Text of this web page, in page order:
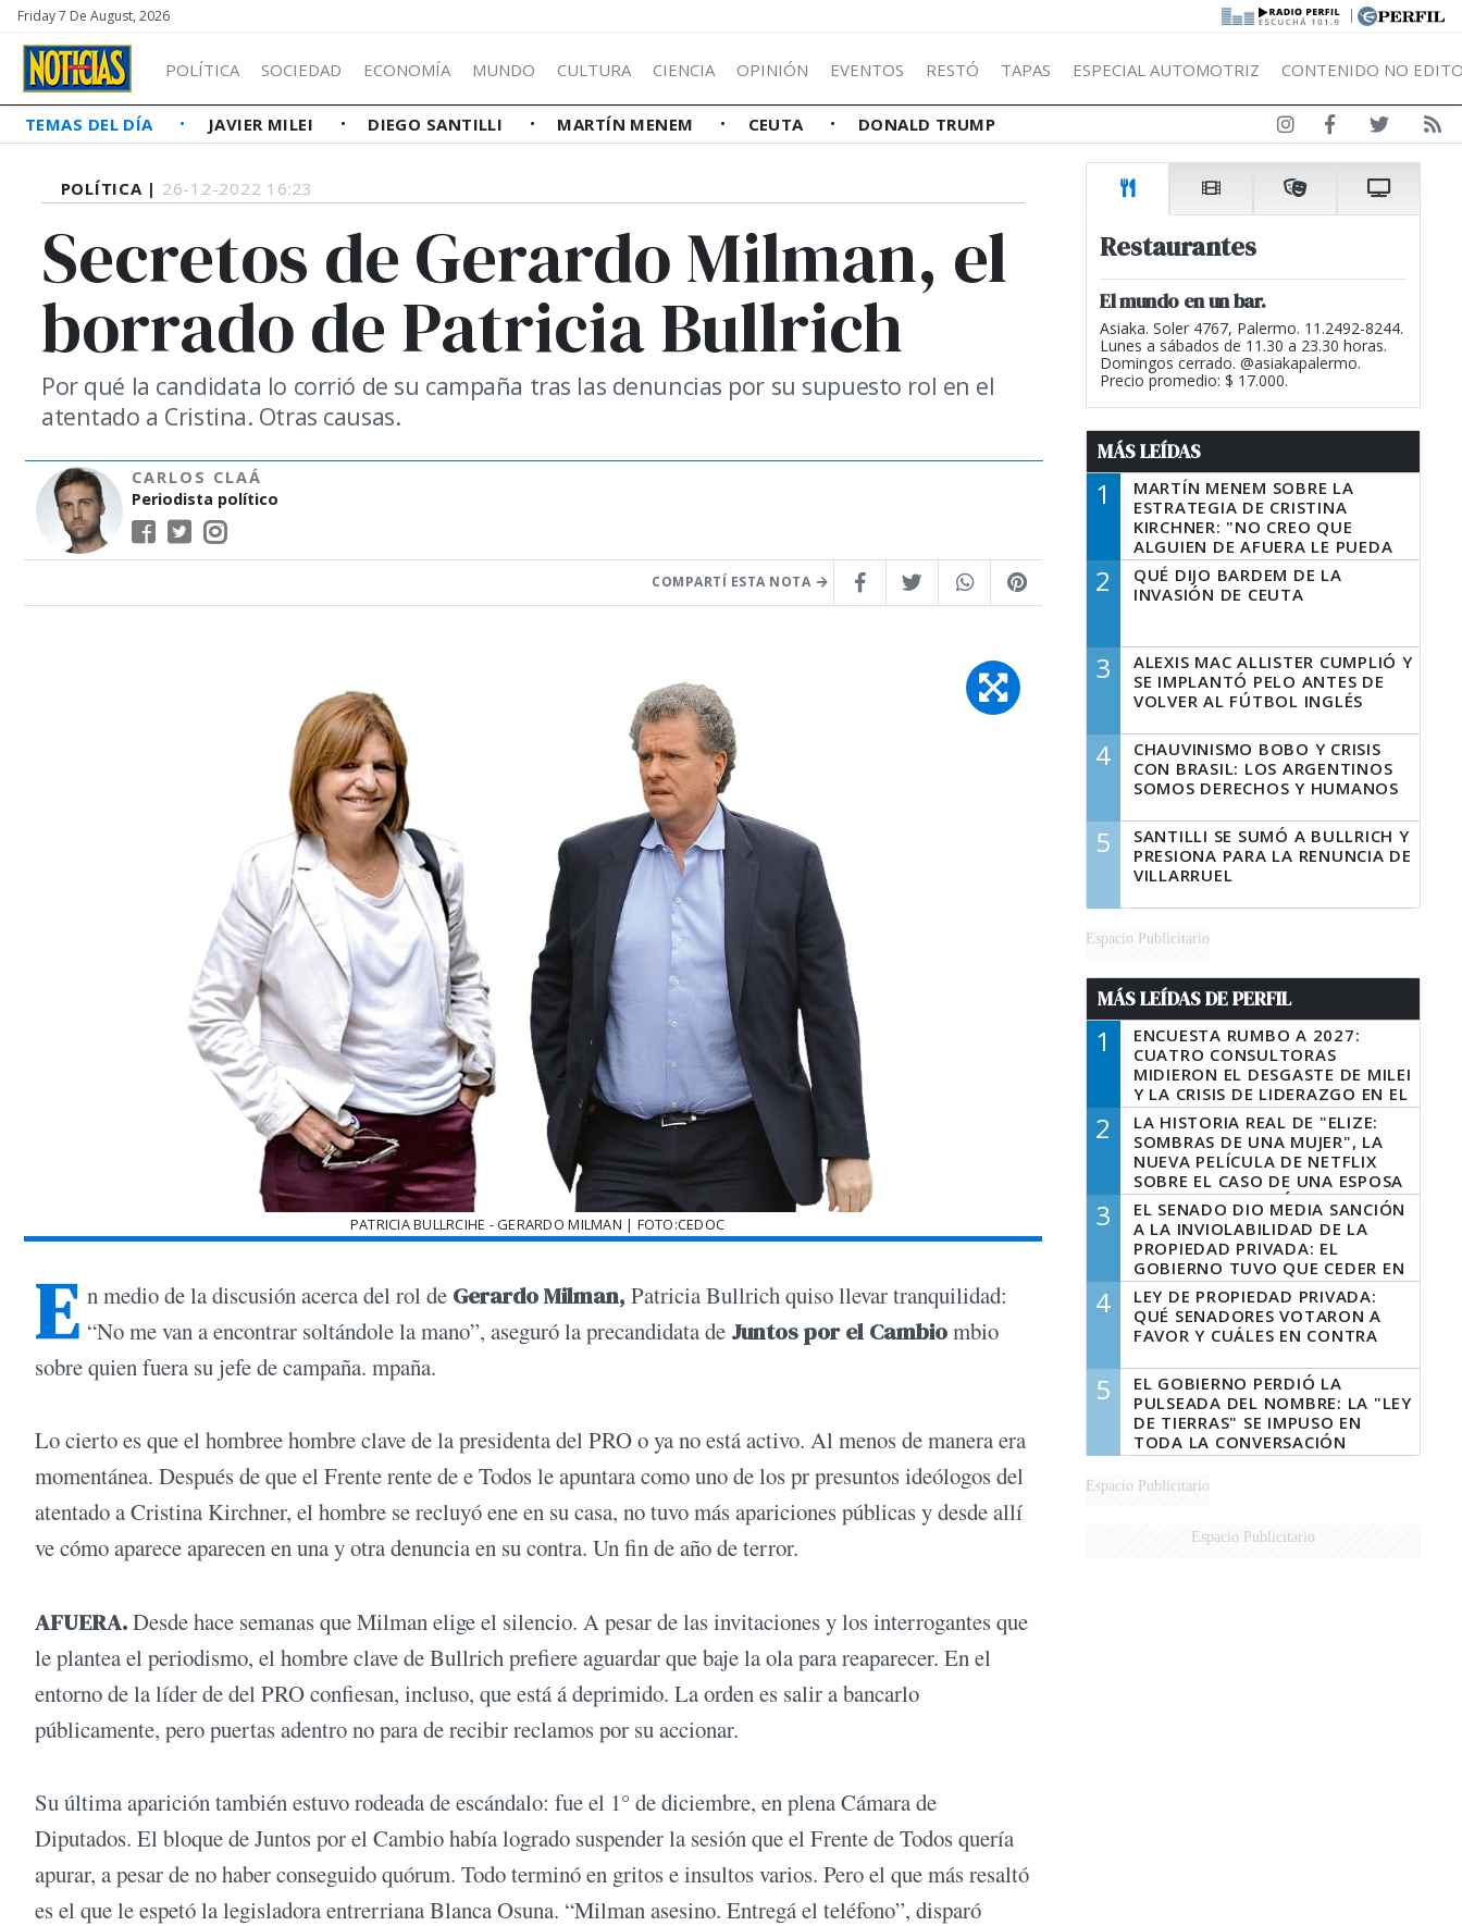
Friday 7 De August, 2026 |
POLÍTICA SOCIEDAD ECONOMÍA MUNDO CULTURA CIENCIA OPINIÓN EVENTOS RESTÓ TAPAS ESPECIAL AUTOMOTRIZ CONTENIDO NO
TEMAS DEL DÍA JAVIER MILEI DIEGO SANTILLI MARTÍN MENEM CEUTA DONALD TRUMP
POLÍTICA | 26-12-2022 16:23
Secretos de Gerardo Milman, el
borrado de Patricia Bullrich
Por qué la candidata lo corrió de su campaña tras las denuncias por su supuesto rol en el
atentado a Cristina. Otras causas.
CARLOS CLAÁ
Periodista político
COMPARTÍ ESTA NOTA
PATRICIA BULLRCIHE - GERARDO MILMAN | FOTO:CEDOC
E n medio de la discusión acerca del rol de Gerardo Milman, Patricia Bullrich quiso llevar tranquilidad:
“No me van a encontrar soltándole la mano”, aseguró la precandidata de Juntos por el Cambiombio
sobre quien fuera su jefe de campaña. mpaña.
Lo cierto es que el hombree hombre clave de la presidenta del PRO o ya no está activo. Al menos de manera era
momentánea. Después de que el Frente rente de e Todos le apuntara como uno de los pr presuntos ideólogos del
atentado a Cristina Kirchner, el hombre se recluyó ene en su casa, no tuvo más apariciones públicas y desde allí
ve cómo aparece aparecen en una y otra denuncia en su contra. Un fin de año de terror.
AFUERA.Desde hace semanas que Milman elige el silencio. A pesar de las invitaciones y los interrogantes que
le plantea el periodismo, el hombre clave de Bullrich prefiere aguardar que baje la ola para reaparecer. En el
entorno de la líder de del PRO confiesan, incluso, que está á deprimido. La orden es salir a bancarlo
públicamente, pero puertas adentro no para de recibir reclamos por su accionar.
Su última aparición también estuvo rodeada de escándalo: fue el 1° de diciembre, en plena Cámara de
Diputados. El bloque de Juntos por el Cambio había logrado suspender la sesión que el Frente de Todos quería
apurar, a pesar de no haber conseguido quórum. Todo terminó en gritos e insultos varios. Pero el que más resaltó
es el que le espetó la legisladora entrerriana Blanca Osuna. “Milman asesino. Entregá el teléfono”, disparó
Restaurantes
El mundo en un bar.
Asiaka. Soler 4767, Palermo. 11.2492-8244.
Lunes a sábados de 11.30 a 23.30 horas.
Domingos cerrado. @asiakapalermo.
Precio promedio: $ 17.000.
MÁS LEÍDAS
1
MARTÍN MENEM SOBRE LA
ESTRATEGIA DE CRISTINA
KIRCHNER: "NO CREO QUE
ALGUIEN DE AFUERA LE PUEDA
DECIR A LA JUSTICIA LO QUE
TIENE QUE HACER"
2
QUÉ DIJO BARDEM DE LA
INVASIÓN DE CEUTA
3
ALEXIS MAC ALLISTER CUMPLIÓ Y
SE IMPLANTÓ PELO ANTES DE
VOLVER AL FÚTBOL INGLÉS
4
CHAUVINISMO BOBO Y CRISIS
CON BRASIL: LOS ARGENTINOS
SOMOS DERECHOS Y HUMANOS
5
SANTILLI SE SUMÓ A BULLRICH Y
PRESIONA PARA LA RENUNCIA DE
VILLARRUEL
Espacio Publicitario
MÁS LEÍDAS DE PERFIL
1
ENCUESTA RUMBO A 2027:
CUATRO CONSULTORAS
MIDIERON EL DESGASTE DE MILEI
Y LA CRISIS DE LIDERAZGO EN EL
PERONISMO
2
LA HISTORIA REAL DE "ELIZE:
SOMBRAS DE UNA MUJER", LA
NUEVA PELÍCULA DE NETFLIX
SOBRE EL CASO DE UNA ESPOSA
QUE DESCUARTIZÓ A SU
MARIDO
3
EL SENADO DIO MEDIA SANCIÓN
A LA INVIOLABILIDAD DE LA
PROPIEDAD PRIVADA: EL
GOBIERNO TUVO QUE CEDER EN
LA LEY DEL MANEJO DEL FUEGO
4
LEY DE PROPIEDAD PRIVADA:
QUÉ SENADORES VOTARON A
FAVOR Y CUÁLES EN CONTRA
5
EL GOBIERNO PERDIÓ LA
PULSEADA DEL NOMBRE: LA "LEY
DE TIERRAS" SE IMPUSO EN
TODA LA CONVERSACIÓN
DIGITAL
Espacio Publicitario
Espacio Publicitario